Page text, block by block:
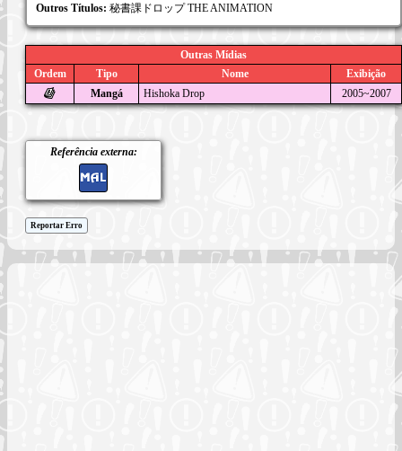
Outros Títulos: 秘書課ドロップ THE ANIMATION
Outras Mídias
Ordem
Tipo Nome
Exibição
Mangá
Hishoka Drop 2005~2007
Referência externa:
Reportar Erro